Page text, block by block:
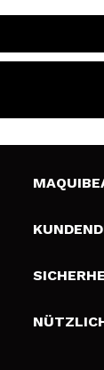
Über
Liefer-
Zahlung